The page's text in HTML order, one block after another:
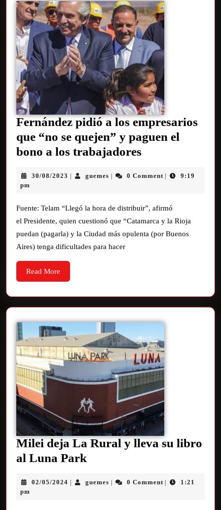
Fernández pidió a los empresarios
que “no se quejen” y paguen el
bono a los trabajadores
30/08/2023 guemes 0 Comment
9:19
pm
Fuente: Telam “Llegó la hora de distribuir”, afirmó
el Presidente, quien cuestionó que “Catamarca y la Rioja
puedan (pagarla) y la Ciudad más opulenta (por Buenos
Aires) tenga dificultades para hacer
Read More
Milei deja La Rural y lleva su libro
al Luna Park
02/05/2024 guemes 0 Comment
1:21
pm